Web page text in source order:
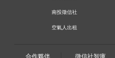
南投徵信社
空氣人出租
合作夥伴 徵信社智庫